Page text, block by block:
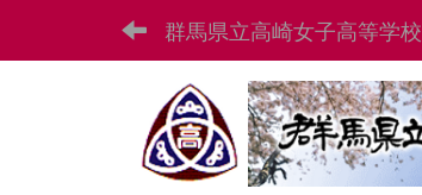
群馬県立高崎女子高等学校